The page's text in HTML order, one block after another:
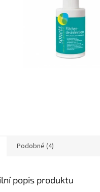
Podobné (4)
popis produktu